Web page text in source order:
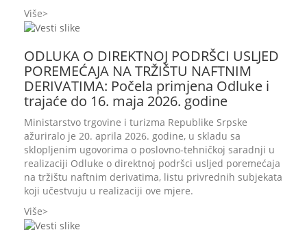
Više
ODLUKA O DIREKTNOJ PODRŠCI USLJED
POREMEĆAJA NA TRŽIŠTU NAFTNIM
DERIVATIMA: Počela primjena Odluke i
trajaće do 16. maja 2026. godine
Ministarstvo trgovine i turizma Republike Srpske
ažuriralo je 20. aprila 2026. godine, u skladu sa
sklopljenim ugovorima o poslovno-tehničkoj saradnji u
realizaciji Odluke o direktnoj podršci usljed poremećaja
na tržištu naftnim derivatima, listu privrednih subjekata
koji učestvuju u realizaciji ove mjere.
Više